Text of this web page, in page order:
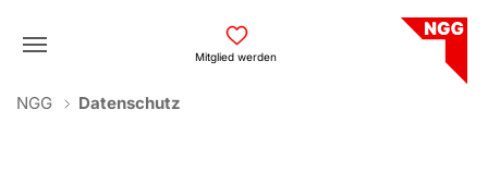
Mitglied werden
You are here:
NGG Datenschutz